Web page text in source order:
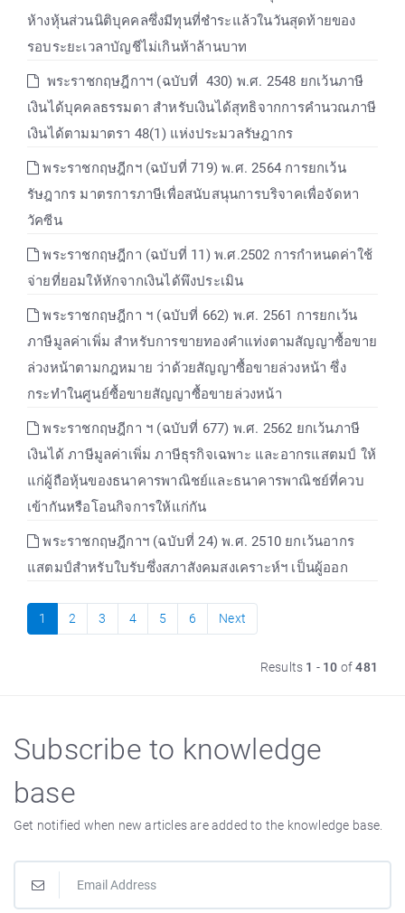
ห้างหุ้นส่วนนิติบุคคลซึ่งมีทุนที่ชำระแล้วในวันสุดท้ายของ
รอบระยะเวลาบัญชีไม่เกินห้าล้านบาท
พระราชกฤษฎีกาฯ (ฉบับที่ 430) พ.ศ. 2548 ยกเว้นภาษี
เงินได้บุคคลธรรมดา สำหรับเงินได้สุทธิจากการคำนวณภาษี
เงินได้ตามมาตรา 48(1) แห่งประมวลรัษฎากร
พระราชกฤษฎีกฯ (ฉบับที่ 719) พ.ศ. 2564 การยกเว้น
รัษฎากร มาตรการภาษีเพื่อสนับสนุนการบริจาคเพื่อจัดหา
วัคซีน
พระราชกฤษฎีกา (ฉบับที่ 11) พ.ศ.2502 การกำหนดค่าใช้
จ่ายที่ยอมให้หักจากเงินได้พึงประเมิน
พระราชกฤษฎีกา ฯ (ฉบับที่ 662) พ.ศ. 2561 การยกเว้น
ภาษีมูลค่าเพิ่ม สำหรับการขายทองคำแท่งตามสัญญาซื้อขาย
ล่วงหน้าตามกฎหมาย ว่าด้วยสัญญาซื้อขายล่วงหน้า ซึ่ง
กระทำในศูนย์ซื้อขายสัญญาซื้อขายล่วงหน้า
พระราชกฤษฎีกา ฯ (ฉบับที่ 677) พ.ศ. 2562 ยกเว้นภาษี
เงินได้ ภาษีมูลค่าเพิ่ม ภาษีธุรกิจเฉพาะ และอากรแสตมป์ ให้
แก่ผู้ถือหุ้นของธนาคารพาณิชย์และธนาคารพาณิชย์ที่ควบ
เข้ากันหรือโอนกิจการให้แก่กัน
พระราชกฤษฎีกาฯ (ฉบับที่ 24) พ.ศ. 2510 ยกเว้นอากร
แสตมป์สำหรับใบรับซึ่งสภาสังคมสงเคราะห์ฯ เป็นผู้ออก
1 2 3 4 5 6 Next
Results 1 - 10 of481
Subscribe to knowledge
base
Get notified when new articles are added to the knowledge base.